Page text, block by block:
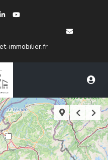
immobilier.fr
3